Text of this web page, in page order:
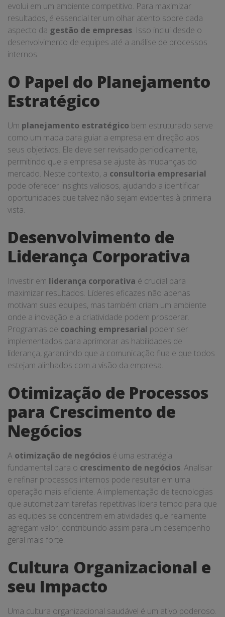
evolui em um ambiente competitivo. Para maximizar
resultados, é essencial ter um olhar atento sobre cada
aspecto da gestão de empresas. Isso inclui desde o
desenvolvimento de equipes até a análise de processos
internos.
O Papel do Planejamento
Estratégico
Um planejamento estratégico bem estruturado serve
como um mapa para guiar a empresa em direção aos
seus objetivos. Ele deve ser revisado periodicamente,
permitindo que a empresa se ajuste às mudanças do
mercado. Neste contexto, a consultoria empresarial
pode oferecer insights valiosos, ajudando a identificar
oportunidades que talvez não sejam evidentes à primeira
vista.
Desenvolvimento de
Liderança Corporativa
Investir em liderança corporativa é crucial para
maximizar resultados. Líderes eficazes não apenas
motivam suas equipes, mas também criam um ambiente
onde a inovação e a criatividade podem prosperar.
Programas de coaching empresarial podem ser
implementados para aprimorar as habilidades de
liderança, garantindo que a comunicação flua e que todos
estejam alinhados com a visão da empresa.
Otimização de Processos
para Crescimento de
Negócios
A otimização de negócios é uma estratégia
fundamental para o crescimento de negócios. Analisar
e refinar processos internos pode resultar em uma
operação mais eficiente. A implementação de tecnologias
que automatizam tarefas repetitivas libera tempo para que
as equipes se concentrem em atividades que realmente
agregam valor, contribuindo assim para um desempenho
geral mais forte.
Cultura Organizacional e
seu Impacto
Uma cultura organizacional saudável é um ativo poderoso.